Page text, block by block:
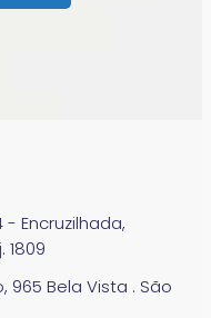
- Encruzilhada,
1809
965 Bela Vista . São